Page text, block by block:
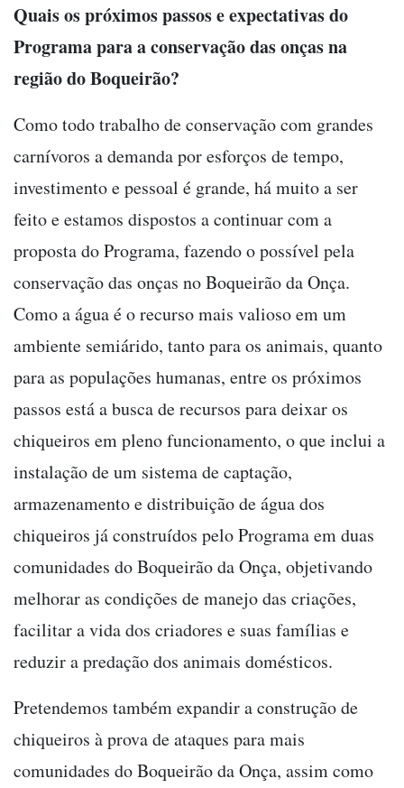
Quais os próximos passos e expectativas do
Programa para a conservação das onças na
região do Boqueirão?
Como todo trabalho de conservação com grandes
carnívoros a demanda por esforços de tempo,
investimento e pessoal é grande, há muito a ser
feito e estamos dispostos a continuar com a
proposta do Programa, fazendo o possível pela
conservação das onças no Boqueirão da Onça.
Como a água é o recurso mais valioso em um
ambiente semiárido, tanto para os animais, quanto
para as populações humanas, entre os próximos
passos está a busca de recursos para deixar os
chiqueiros em pleno funcionamento, o que inclui a
instalação de um sistema de captação,
armazenamento e distribuição de água dos
chiqueiros já construídos pelo Programa em duas
comunidades do Boqueirão da Onça, objetivando
melhorar as condições de manejo das criações,
facilitar a vida dos criadores e suas famílias e
reduzir a predação dos animais domésticos.
Pretendemos também expandir a construção de
chiqueiros à prova de ataques para mais
comunidades do Boqueirão da Onça, assim como